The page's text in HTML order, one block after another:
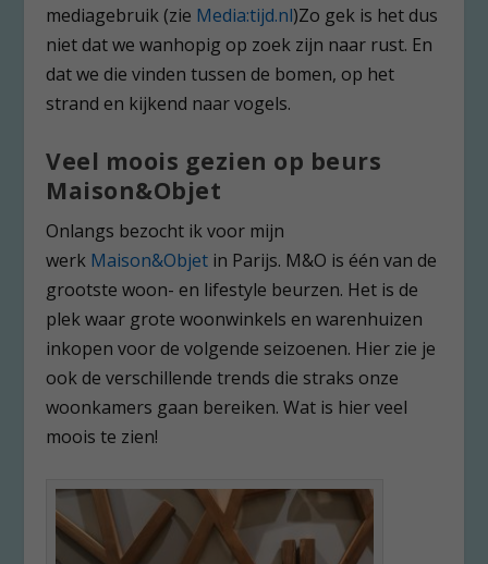
mediagebruik (zie Media:tijd.nl)Zo gek is het dus
niet dat we wanhopig op zoek zijn naar rust. En
dat we die vinden tussen de bomen, op het
strand en kijkend naar vogels.
Veel moois gezien op beurs
Maison&Objet
Onlangs bezocht ik voor mijn
werk Maison&Objet in Parijs. M&O is één van de
grootste woon- en lifestyle beurzen. Het is de
plek waar grote woonwinkels en warenhuizen
inkopen voor de volgende seizoenen. Hier zie je
ook de verschillende trends die straks onze
woonkamers gaan bereiken. Wat is hier veel
moois te zien!